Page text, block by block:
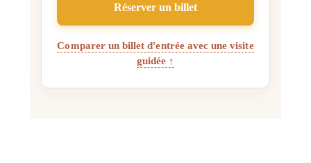
Réserver un billet
Comparer un billet d'entrée avec une visite
guidée ↑